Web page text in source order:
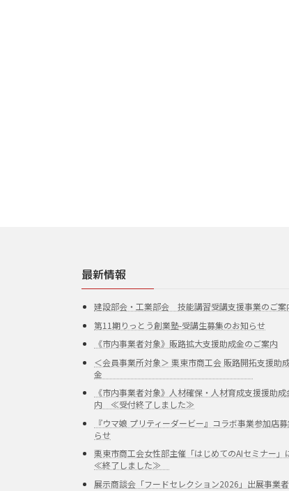
最新情報
建設部会・工業部会 技能講習受講支援事業のご案
第11期りっとう創業塾-受講生募集のお知らせ
《市内事業者対象》販路拡大支援助成金のご案内
＜会員事業所対象＞ 栗東市商工会 販路開拓支援助
金
《市内事業者対象》人材確保・人材育成支援援助
内 ≪受付終了しました≫
『ウマ娘 プリティーダービー』コラボ事業参加店
らせ
栗東市商工会女性部主催「はじめてのAIセミナー」
≪終了しました≫
展示商談会「フードセレクション2026」出展事業